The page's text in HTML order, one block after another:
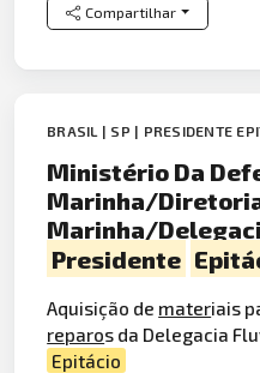
Compartilhar
BRASIL | SP | PRESIDENTE
Ministério Da
Marinha/Diretoria
Marinha/
Presidente
Aquisição de materiais
reparos da Delegacia
Epitácio